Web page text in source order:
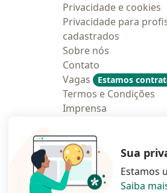
Privacidade e cookies
Privacidade para
cadastrados
Sobre nós
Contato
Vagas
Estamos
Termos e Condições
Imprensa
Sua
Estamos
Saiba